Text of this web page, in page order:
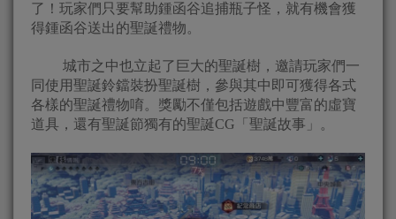
了！玩家們只要幫助鍾函谷追捕瓶子怪，就有機會獲
得鍾函谷送出的聖誕禮物。
城市之中也立起了巨大的聖誕樹，邀請玩家們一
同使用聖誕鈴鐺裝扮聖誕樹，參與其中即可獲得各式
各樣的聖誕禮物唷。獎勵不僅包括遊戲中豐富的虛寶
道具，還有聖誕節獨有的聖誕CG「聖誕故事」。